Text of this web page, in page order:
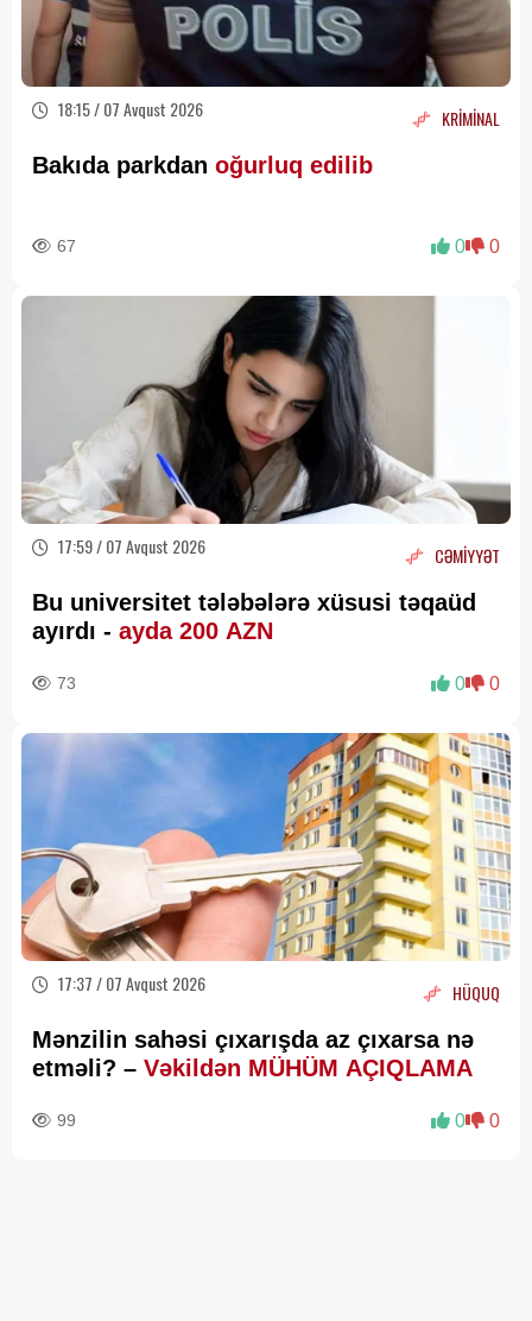
18:15 / 07 Avqust 2026 KRİMİNAL
Bakıda parkdan oğurluq edilib
67 0 0
17:59 / 07 Avqust 2026 CƏMİYYƏT
Bu universitet tələbələrə xüsusi təqaüd
ayırdı - ayda 200 AZN
73 0 0
17:37 / 07 Avqust 2026 HÜQUQ
Mənzilin sahəsi çıxarışda az çıxarsa nə
etməli? – Vəkildən MÜHÜM AÇIQLAMA
99 0 0